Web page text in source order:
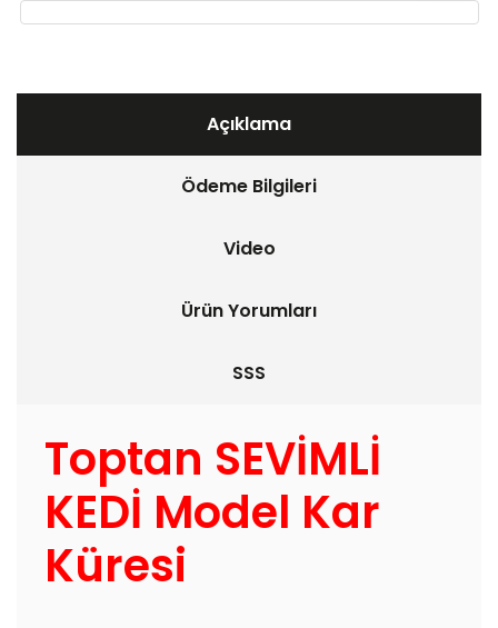
Açıklama
Ödeme Bilgileri
Video
Ürün Yorumları
SSS
Toptan SEVİMLİ
KEDİ Model Kar
Küresi